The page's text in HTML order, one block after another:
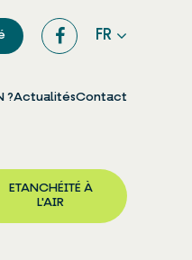
FR
?ActualitésContact
ETANCHÉITÉ À
L'AIR